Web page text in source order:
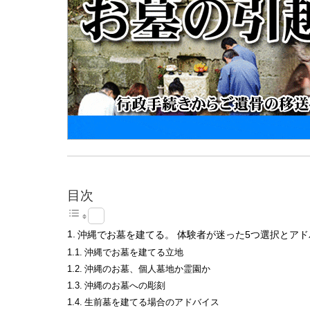
目次
沖縄でお墓を建てる。 体験者が迷った5つ選択とア
沖縄でお墓を建てる立地
沖縄のお墓、個人墓地か霊園か
沖縄のお墓への彫刻
生前墓を建てる場合のアドバイス